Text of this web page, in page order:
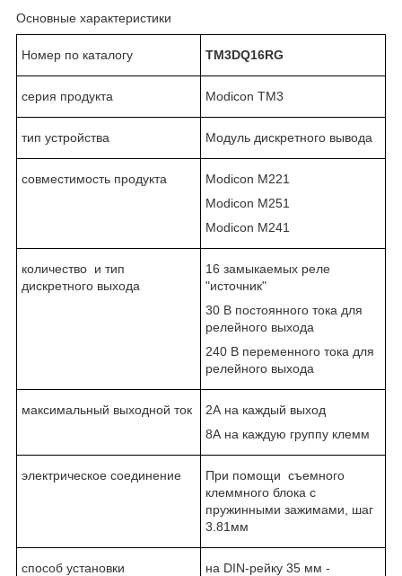
Основные характеристики
Номер по каталогу TM3DQ16RG
серия продукта Modicon TM3
тип устройства Модуль дискретного вывода
совместимость продукта
Modicon M221
Modicon M251
Modicon M241
количество и тип
дискретного выхода
16 замыкаемых реле
"источник"
30 В постоянного тока для
релейного выхода
240 В переменного тока для
релейного выхода
максимальный выходной ток
2А на каждый выход
8А на каждую группу клемм
электрическое соединение
При помощи съемного
клеммного блока с
пружинными зажимами, шаг
3.81мм
способ установки
на DIN-рейку 35 мм -